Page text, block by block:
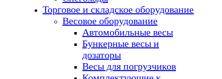
Торговое и складское оборудование
Весовое оборудование
Автомобильные весы
Бункерные весы и
дозаторы
Весы для погрузчиков